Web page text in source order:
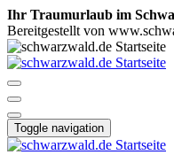
Ihr Traumurlaub im
Bereitgestellt von
Toggle navigation